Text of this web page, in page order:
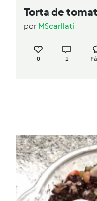
Torta de
por MScarllati
0 1